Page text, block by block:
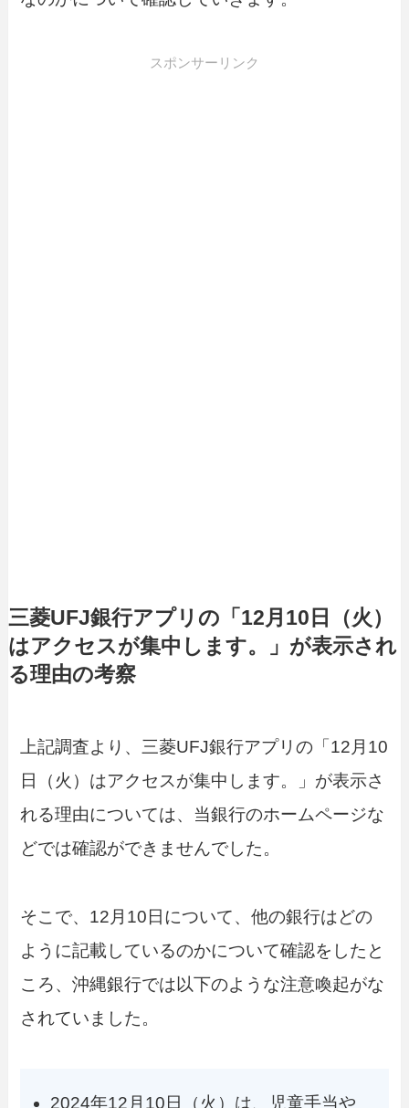
スポンサーリンク
三菱UFJ銀行アプリの「12月10日（火）
はアクセスが集中します。」が表示され
る理由の考察
上記調査より、三菱UFJ銀行アプリの「12月10
日（火）はアクセスが集中します。」が表示さ
れる理由については、当銀行のホームページな
どでは確認ができませんでした。
そこで、12月10日について、他の銀行はどの
ように記載しているのかについて確認をしたと
ころ、沖縄銀行では以下のような注意喚起がな
されていました。
2024年12月10日（火）は、児童手当や